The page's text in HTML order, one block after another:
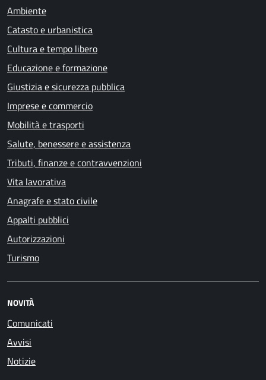
Ambiente
Catasto e urbanistica
Cultura e tempo libero
Educazione e formazione
Giustizia e sicurezza pubblica
Imprese e commercio
Mobilità e trasporti
Salute, benessere e assistenza
Tributi, finanze e contravvenzioni
Vita lavorativa
Anagrafe e stato civile
Appalti pubblici
Autorizzazioni
Turismo
NOVITÀ
Comunicati
Avvisi
Notizie